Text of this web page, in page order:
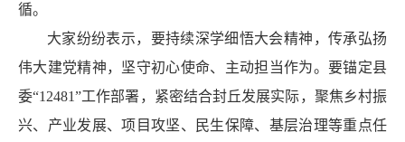
循。
大家纷纷表示，要持续深学细悟大会精神，传承弘扬
伟大建党精神，坚守初心使命、主动担当作为。要锚定县
委“12481”工作部署，紧密结合封丘发展实际，聚焦乡村振
兴、产业发展、项目攻坚、民生保障、基层治理等重点任